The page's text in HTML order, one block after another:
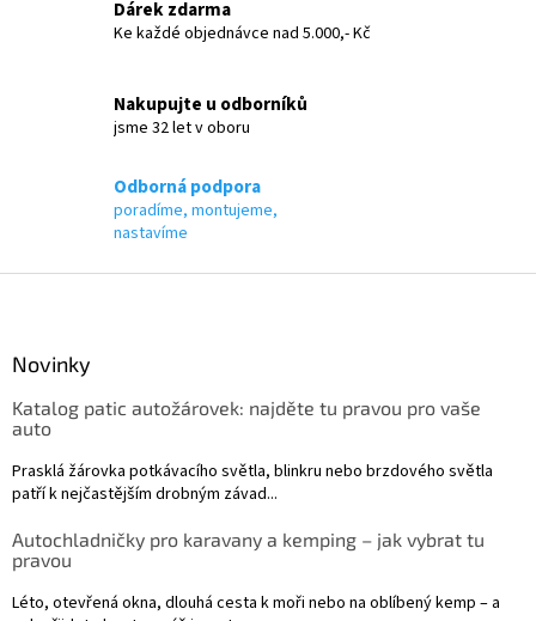
r
y
i
s
Dárek zdarma
Ke každé objednávce nad 5.000,- Kč
Nakupujte u odborníků
jsme 32 let v oboru
Odborná podpora
poradíme, montujeme,
nastavíme
Novinky
Katalog patic autožárovek: najděte tu pravou pro vaše
auto
Prasklá žárovka potkávacího světla, blinkru nebo brzdového světla
patří k nejčastějším drobným závad...
Autochladničky pro karavany a kemping – jak vybrat tu
pravou
Léto, otevřená okna, dlouhá cesta k moři nebo na oblíbený kemp – a